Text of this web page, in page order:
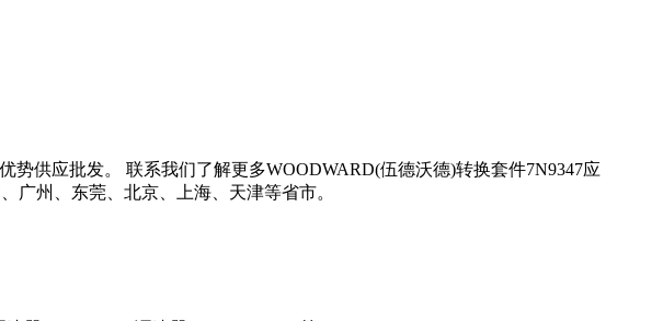
势供应批发。 联系我们了解更多WOODWARD(伍德沃德)转换套件7N9347应
广州、东莞、北京、上海、天津等省市。